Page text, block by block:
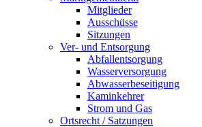
Mitglieder
Ausschüsse
Sitzungen
Ver- und Entsorgung
Abfallentsorgung
Wasserversorgung
Abwasserbeseitigung
Kaminkehrer
Strom und Gas
Ortsrecht / Satzungen